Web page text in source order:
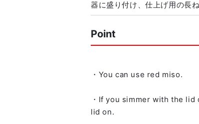
器に盛り付け、仕上げ用の長
Point
・You can use red miso.
・If you simmer with the
lid on.